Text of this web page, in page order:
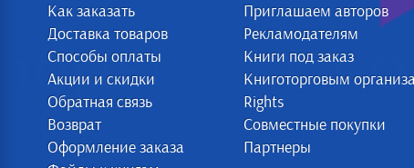
Как заказать
Доставка товаров
Способы оплаты
Акции и скидки
Обратная связь
Возврат
Оформление заказа
Приглашаем авторов
Рекламодателям
Книги под заказ
Книготорговым
Rights
Совместные покупки
Партнеры